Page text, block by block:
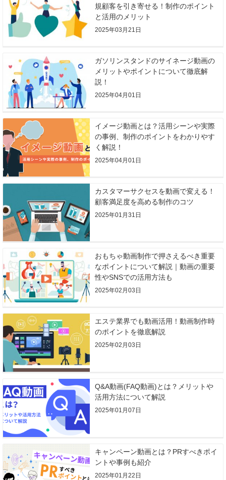
規顧客を引き寄せる！制作のポイント
と活用のメリット
2025年03月21日
ガソリンスタンドのサイネージ動画の
メリットやポイントについて徹底解
説！
2025年04月01日
イメージ動画とは？活用シーンや実際
の事例、制作のポイントをわかりやす
く解説！
2025年04月01日
カスタマーサクセスを動画で変える！
顧客満足度を高める制作のコツ
2025年01月31日
おもちゃ動画制作で押さえるべき重要
なポイントについて解説｜動画の重要
性やSNSでの活用方法も
2025年02月03日
エステ業界でも動画活用！動画制作時
のポイントを徹底解説
2025年02月03日
Q&A動画(FAQ動画)とは？メリットや
活用方法について解説
2025年01月07日
キャンペーン動画とは？PRすべきポイ
ントや事例も紹介
2025年01月22日